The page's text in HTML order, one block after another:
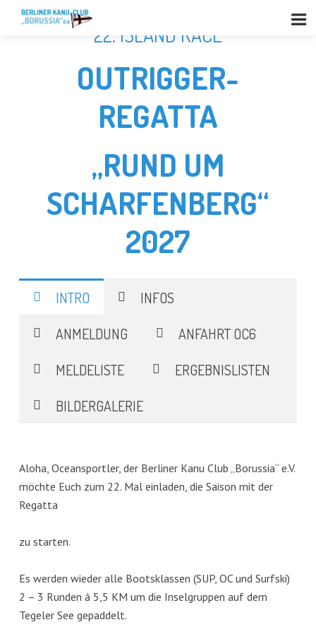
22. ISLAND RACE
OUTRIGGER-
REGATTA
„RUND UM
SCHARFENBERG“
2027
INTRO
INFOS
ANMELDUNG
ANFAHRT OC6
MELDELISTE
ERGEBNISLISTEN
BILDERGALERIE
Aloha, Oceansportler, der Berliner Kanu Club „Borussia“ e.V.
möchte Euch zum 22. Mal einladen, die Saison mit der
Regatta
zu starten.
Es werden wieder alle Bootsklassen (SUP, OC und Surfski)
2 – 3 Runden á 5,5 KM um die Inselgruppen auf dem
Tegeler See gepaddelt.